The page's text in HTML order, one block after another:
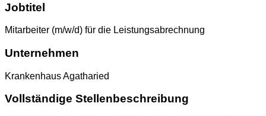
Jobtitel
Mitarbeiter (m/w/d) für die Leistungsabrechnung
Unternehmen
Krankenhaus Agatharied
Vollständige Stellenbeschreibung